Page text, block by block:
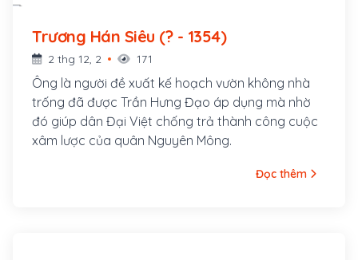
Trương Hán Siêu (? - 1354)
2 thg 12, 2 171
Ông là người đề xuất kế hoạch vườn không nhà
trống đã được Trần Hưng Đạo áp dụng mà nhờ
đó giúp dân Đại Việt chống trả thành công cuộc
xâm lược của quân Nguyên Mông.
Đọc thêm